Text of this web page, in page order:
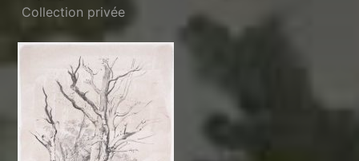
Collection privée